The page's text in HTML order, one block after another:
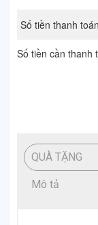
QUÀ TẶNG
Mô tả